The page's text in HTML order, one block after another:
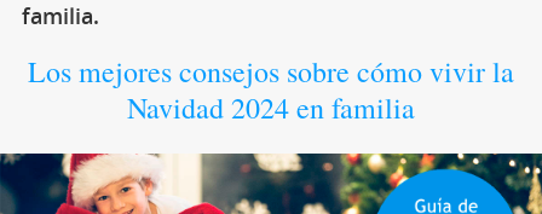
familia.
Los mejores consejos sobre cómo vivir la
Navidad 2024 en familia